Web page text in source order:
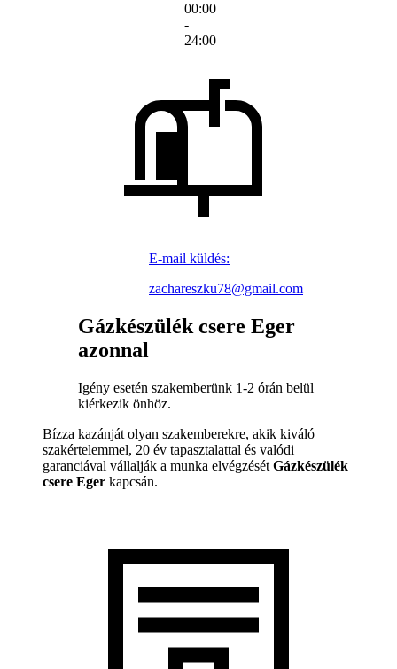
00:00
-
24:00
E-mail küldés:
zachareszku78@gmail.com
Gázkészülék csere Eger
azonnal
Igény esetén szakemberünk 1-2 órán belül
kiérkezik önhöz.
Bízza kazánját olyan szakemberekre, akik kiváló
szakértelemmel, 20 év tapasztalattal és valódi
garanciával vállalják a munka elvégzését Gázkészülék
csere Eger kapcsán.